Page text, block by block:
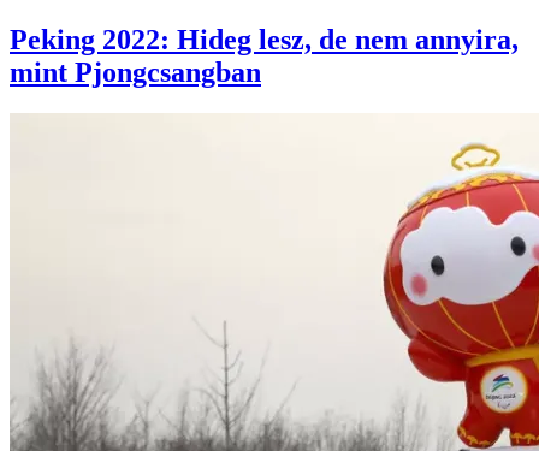
Peking 2022: Hideg lesz, de nem annyira,
mint Pjongcsangban